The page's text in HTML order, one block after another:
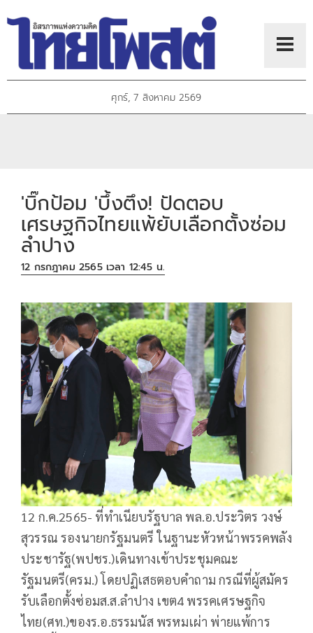
ศุกร์, 7 สิงหาคม 2569
'บิ๊กป้อม 'บึ้งตึง! ปัดตอบ
เศรษฐกิจไทยแพ้ยับเลือกตั้งซ่อม
ลำปาง
12 กรกฎาคม 2565 เวลา 12:45 น.
12 ก.ค.2565- ที่ทำเนียบรัฐบาล พล.อ.ประวิตร วงษ์
สุวรรณ รองนายกรัฐมนตรี ในฐานะหัวหน้าพรรคพลัง
ประชารัฐ(พปชร.)เดินทางเข้าประชุมคณะ
รัฐมนตรี(ครม.) โดยปฏิเสธตอบคำถาม กรณีที่ผู้สมัคร
รับเลือกตั้งซ่อมส.ส.ลำปาง เขต4 พรรคเศรษฐกิจ
ไทย(ศท.)ของร.อ.ธรรมนัส พรหมเผ่า พ่ายแพ้การ